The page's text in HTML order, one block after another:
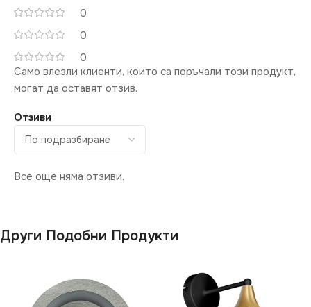
600
ДИМИРАНЕ
Не се димира
СТЕПЕН НА ЗАЩИТА
НАЧИН НА МОНТАЖ
Повърхностен
0
0
0
Отзиви
Все още няма отзиви.
Само влезли клиенти, които са поръчали този продукт,
могат да оставят отзив.
Други Подобни Продукти